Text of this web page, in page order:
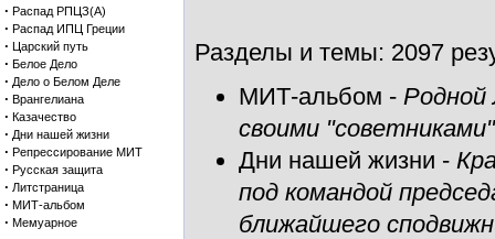
· Распад РПЦЗ(А)
· Распад ИПЦ Греции
· Царский путь
· Белое Дело
· Дело о Белом Деле
· Врангелиана
· Казачество
· Дни нашей жизни
· Репрессирование МИТ
· Русская защита
· Литстраница
· МИТ-альбом
· Мемуарное
Разделы и темы: 2097
МИТ-альбом - Родной
своими
Дни нашей жизни -
под командой
ближайшего